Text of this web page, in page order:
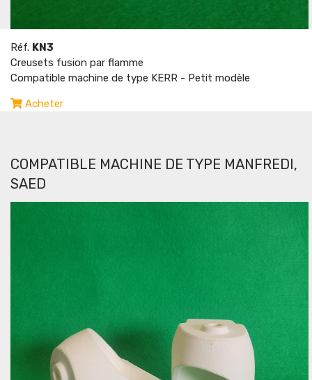
Réf. KN3
Creusets fusion par flamme
Compatible machine de type KERR - Petit modèle
Acheter
COMPATIBLE MACHINE DE TYPE MANFREDI,
SAED